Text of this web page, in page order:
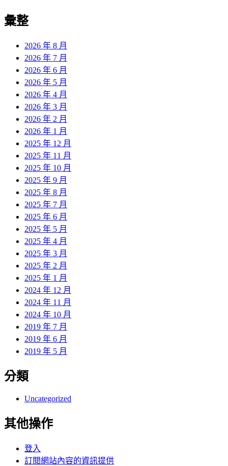
彙整
2026 年 8 月
2026 年 7 月
2026 年 6 月
2026 年 5 月
2026 年 4 月
2026 年 3 月
2026 年 2 月
2026 年 1 月
2025 年 12 月
2025 年 11 月
2025 年 10 月
2025 年 9 月
2025 年 8 月
2025 年 7 月
2025 年 6 月
2025 年 5 月
2025 年 4 月
2025 年 3 月
2025 年 2 月
2025 年 1 月
2024 年 12 月
2024 年 11 月
2024 年 10 月
2019 年 7 月
2019 年 6 月
2019 年 5 月
分類
Uncategorized
其他操作
登入
訂閱網站內容的資訊提供